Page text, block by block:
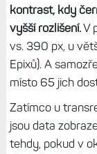
kontrast, kdy
vyšší rozlišení.V
vs. 390 px, u
Epixů). A
místo 65 jich
Zatímco u
jsou data
tehdy, pokud v